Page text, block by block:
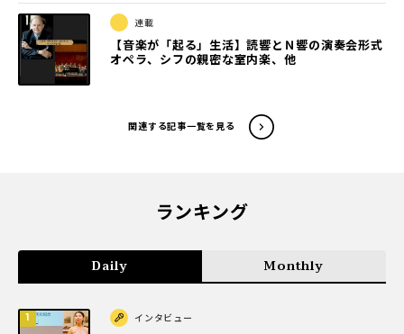
連載
【音楽が「起る」生活】読響とＮ響の演奏会形式
オペラ、シフの親密な室内楽、他
関連する記事一覧を見る
ランキング
Daily Monthly
インタビュー